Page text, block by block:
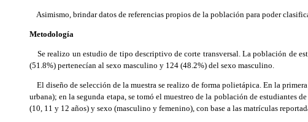
Asimismo, brindar datos de referencias propios de la población para poder
Metodología
Se realizo un estudio de tipo descriptivo de corte transversal. La población de
(51.8%) pertenecían al sexo masculino y 124 (48.2%) del sexo masculino.
El diseño de selección de la muestra se realizo de forma polietápica. En la
urbana); en la segunda etapa, se tomó el muestreo de la población de estudiantes
(10, 11 y 12 años) y sexo (masculino y femenino), con base a las matrículas